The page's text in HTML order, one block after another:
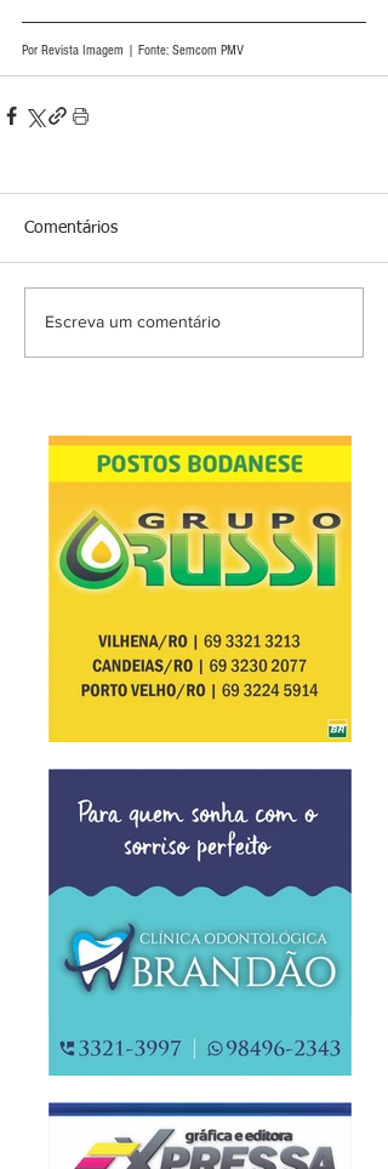
Por Revista Imagem | Fonte: Semcom PMV
Comentários
Escreva um comentário